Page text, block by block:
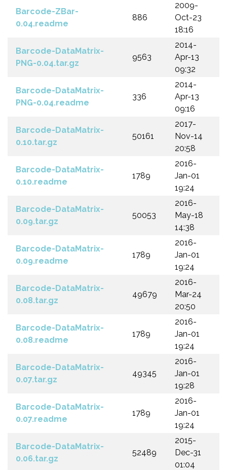
Barcode-ZBar-
0.04.readme
886
2009-
Oct-23
18:16
Barcode-DataMatrix-
PNG-0.04.tar.gz
9563
2014-
Apr-13
09:32
Barcode-DataMatrix-
PNG-0.04.readme
336
2014-
Apr-13
09:16
Barcode-DataMatrix-
0.10.tar.gz
50161
2017-
Nov-14
20:58
Barcode-DataMatrix-
0.10.readme
1789
2016-
Jan-01
19:24
Barcode-DataMatrix-
0.09.tar.gz
50053
2016-
May-18
14:38
Barcode-DataMatrix-
0.09.readme
1789
2016-
Jan-01
19:24
Barcode-DataMatrix-
0.08.tar.gz
49679
2016-
Mar-24
20:50
Barcode-DataMatrix-
0.08.readme
1789
2016-
Jan-01
19:24
Barcode-DataMatrix-
0.07.tar.gz
49345
2016-
Jan-01
19:28
Barcode-DataMatrix-
0.07.readme
1789
2016-
Jan-01
19:24
Barcode-DataMatrix-
0.06.tar.gz
52489
2015-
Dec-31
01:04